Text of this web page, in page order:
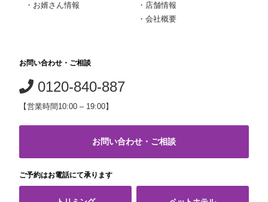
・ お婿さん情報
・ 店舗情報
・会社概要
お問い合わせ・ご相談
0120-840-887
【営業時間10:00 – 19:00】
お問い合わせ・ご相談
ご予約はお電話にて承ります